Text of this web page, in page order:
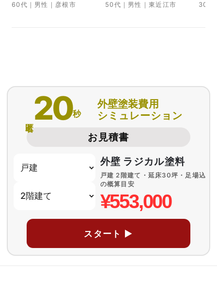
60代｜男性｜彦根市 50代｜男性｜東近江市 30代
20秒
外壁塗装費用
シミュレーション
お見積書
外壁 ラジカル塗料
戸建 2階建て・延床30坪・足場込
の概算目安
¥553,000
スタート ▶